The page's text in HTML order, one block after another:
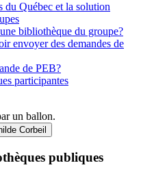
du Québec et la solution
bibliothèque du groupe?
envoyer des demandes de
de PEB?
participantes
Corbeil
publiques